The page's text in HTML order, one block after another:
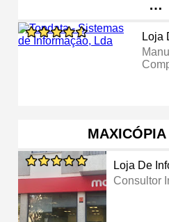
…
Loja
Loja De
Consultor